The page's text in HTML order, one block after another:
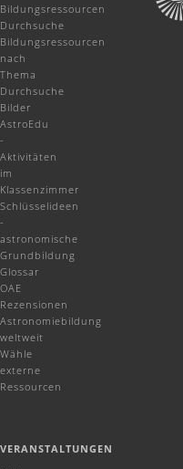
Bildungsressourcen
Durchsuche
Bildungsressourcen
nach
Thema
Durchsuche
Bilder
AstroEdu
-
Aktivitäten
im
Klassenzimmer
Schlüsselideen
-
astronomische
Grundbildung
Glossar
OAE
Rezensionen
Astronomiebildung
weltweit
Wähle
externe
Ressourcen
VERANSTALTUNGEN